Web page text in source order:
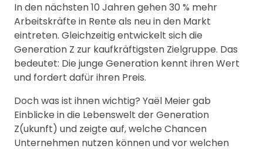
In den nächsten 10 Jahren gehen 30 % mehr
Arbeitskräfte in Rente als neu in den Markt
eintreten. Gleichzeitig entwickelt sich die
Generation Z zur kaufkräftigsten Zielgruppe. Das
bedeutet: Die junge Generation kennt ihren Wert
und fordert dafür ihren Preis.
Doch was ist ihnen wichtig? Yaël Meier gab
Einblicke in die Lebenswelt der Generation
Z(ukunft) und zeigte auf, welche Chancen
Unternehmen nutzen können und vor welchen